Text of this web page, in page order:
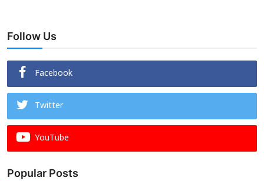
Follow Us
Facebook
Twitter
YouTube
Popular Posts